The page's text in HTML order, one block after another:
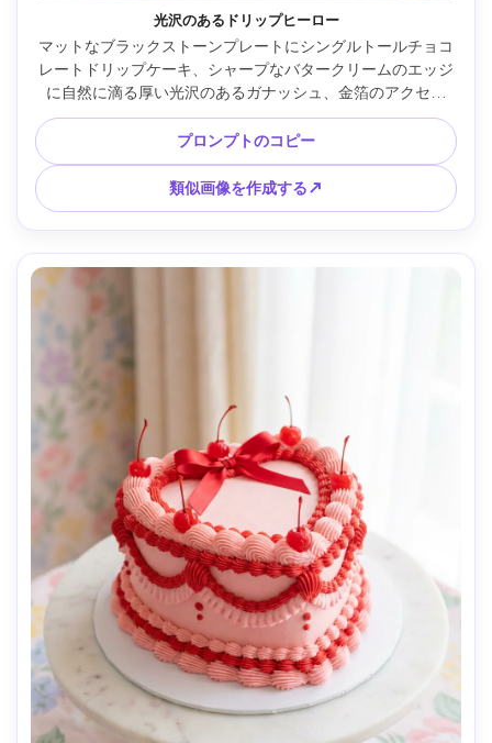
光沢のあるドリップヒーロー
マットなブラックストーンプレートにシングルトールチョコ
レートドリップケーキ、シャープなバタークリームのエッジ
に自然に滴る厚い光沢のあるガナッシュ、金箔のアクセン
ト、微妙なココアダスト、ダークムーディーなスタジオ背
景、ドラマチックなリムライトとソフトフィル、Sony A7R
IVで撮影、85mmレンズ、f/2.0、被写界深度が浅く、バター
クリームに毛穴が見える超リアルな質感、ハイエンドのデザ
ート製品写真、豊かなコントラストのカラーグレード --ar
4:5
プロンプトのコピー
類似画像を作成する↗